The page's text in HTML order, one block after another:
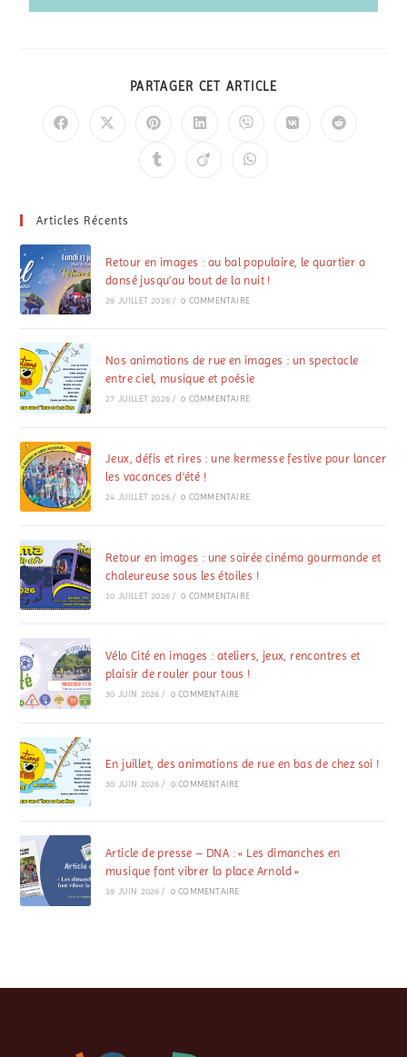
PARTAGER CET ARTICLE
Articles Récents
Retour en images : au bal populaire, le quartier a
dansé jusqu’au bout de la nuit !
29 JUILLET 2026 / 0 COMMENTAIRE
Nos animations de rue en images : un spectacle
entre ciel, musique et poésie
27 JUILLET 2026 / 0 COMMENTAIRE
Jeux, défis et rires : une kermesse festive pour lancer
les vacances d’été !
24 JUILLET 2026 / 0 COMMENTAIRE
Retour en images : une soirée cinéma gourmande et
chaleureuse sous les étoiles !
10 JUILLET 2026 / 0 COMMENTAIRE
Vélo Cité en images : ateliers, jeux, rencontres et
plaisir de rouler pour tous !
30 JUIN 2026 / 0 COMMENTAIRE
En juillet, des animations de rue en bas de chez soi !
30 JUIN 2026 / 0 COMMENTAIRE
Article de presse – DNA : « Les dimanches en
musique font vibrer la place Arnold »
19 JUIN 2026 / 0 COMMENTAIRE